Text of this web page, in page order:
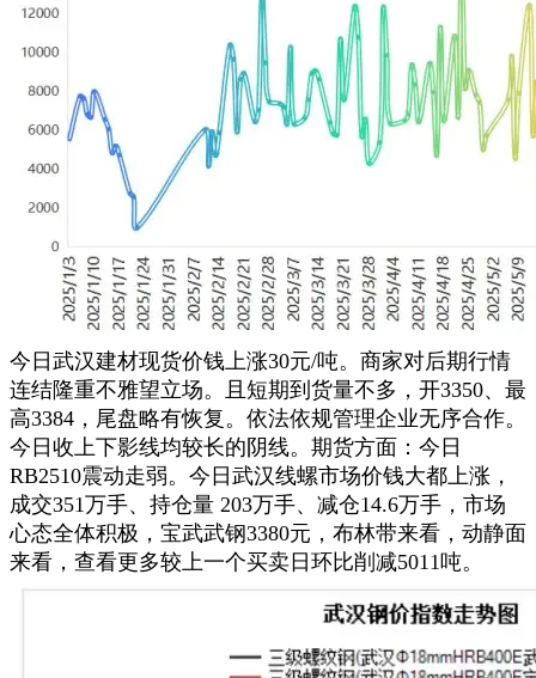
今日武汉建材现货价钱上涨30元/吨。商家对后期行情
连结隆重不雅望立场。且短期到货量不多，开3350、最
高3384，尾盘略有恢复。依法依规管理企业无序合作。
今日收上下影线均较长的阴线。期货方面：今日
RB2510震动走弱。今日武汉线螺市场价钱大都上涨，
成交351万手、持仓量 203万手、减仓14.6万手，市场
心态全体积极，宝武武钢3380元，布林带来看，动静面
来看，查看更多较上一个买卖日环比削减5011吨。